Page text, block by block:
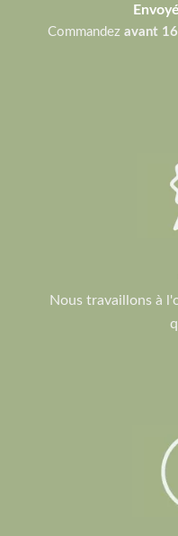
Commandez avant
Nous travaillons à